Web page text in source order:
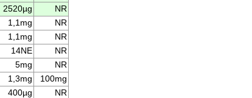
2520µg
NR
1,1mg
NR
1,1mg
NR
14NE
NR
5mg
NR
1,3mg
100mg
400µg
NR